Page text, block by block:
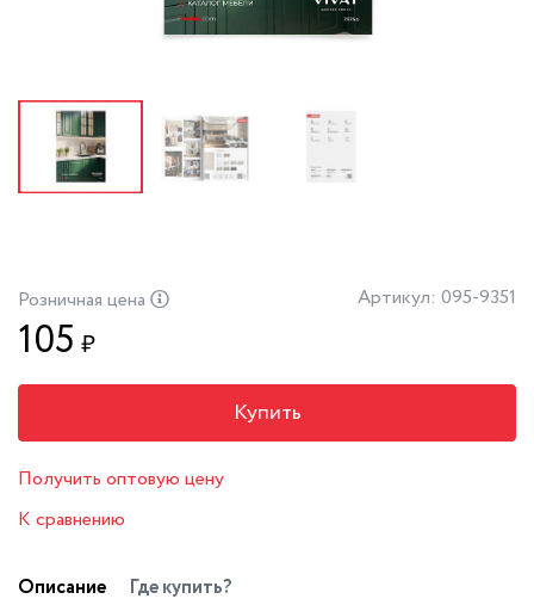
Розничная цена
105 ₽
Артикул: 095-9351
Купить
Получить оптовую цену
К сравнению
Описание Где купить?